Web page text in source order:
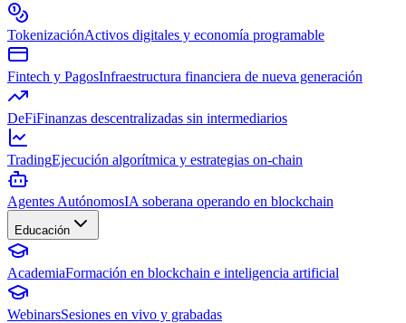
TokenizaciónActivos digitales y economía programable
Fintech y PagosInfraestructura financiera de nueva generación
DeFiFinanzas descentralizadas sin intermediarios
TradingEjecución algorítmica y estrategias on-chain
Agentes AutónomosIA soberana operando en blockchain
Educación
AcademiaFormación en blockchain e inteligencia artificial
WebinarsSesiones en vivo y grabadas